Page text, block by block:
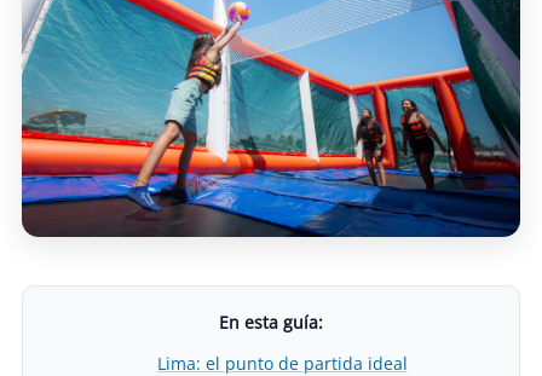
En esta guía:
Lima: el punto de partida ideal